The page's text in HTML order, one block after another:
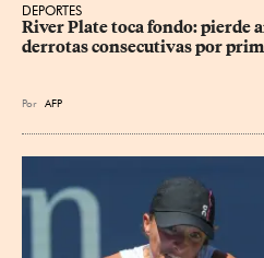
DEPORTES
River Plate toca fondo: pierde
derrotas consecutivas por
Por AFP